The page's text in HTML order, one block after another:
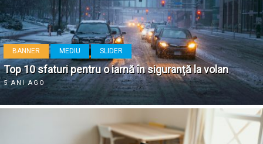
BANNER MEDIU SLIDER
Top 10 sfaturi pentru o iarnă în siguranță la volan
5 ANI AGO